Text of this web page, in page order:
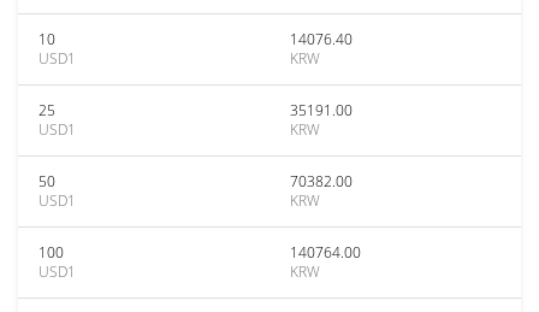
10
USD1
14076.40
KRW
25
USD1
35191.00
KRW
50
USD1
70382.00
KRW
100
USD1
140764.00
KRW